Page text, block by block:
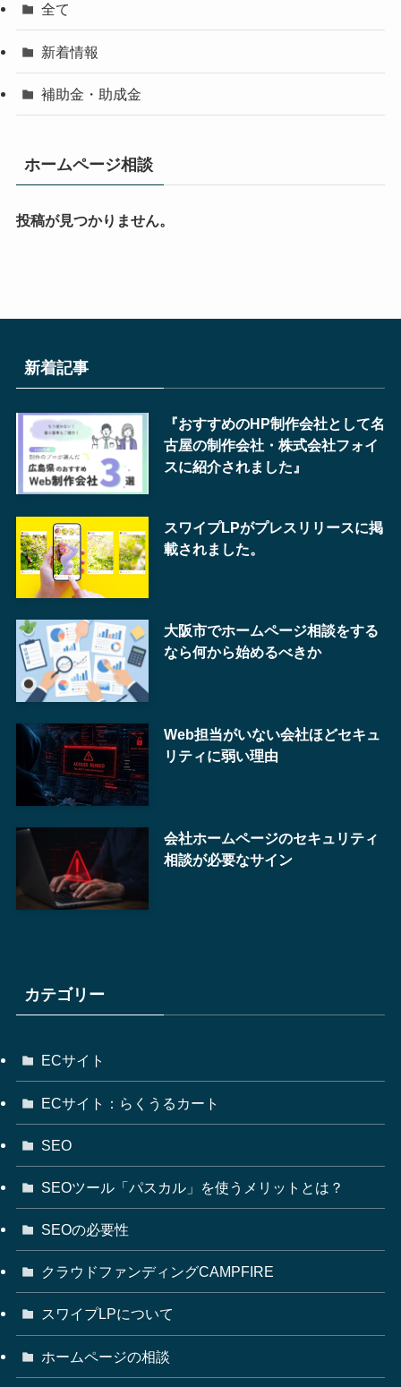
全て
新着情報
補助金・助成金
ホームページ相談
投稿が見つかりません。
新着記事
『おすすめのHP制作会社として名
古屋の制作会社・株式会社フォイ
スに紹介されました』
スワイプLPがプレスリリースに掲
載されました。
大阪市でホームページ相談をする
なら何から始めるべきか
Web担当がいない会社ほどセキュ
リティに弱い理由
会社ホームページのセキュリティ
相談が必要なサイン
カテゴリー
ECサイト
ECサイト：らくうるカート
SEO
SEOツール「パスカル」を使うメリットとは？
SEOの必要性
クラウドファンディングCAMPFIRE
スワイプLPについて
ホームページの相談